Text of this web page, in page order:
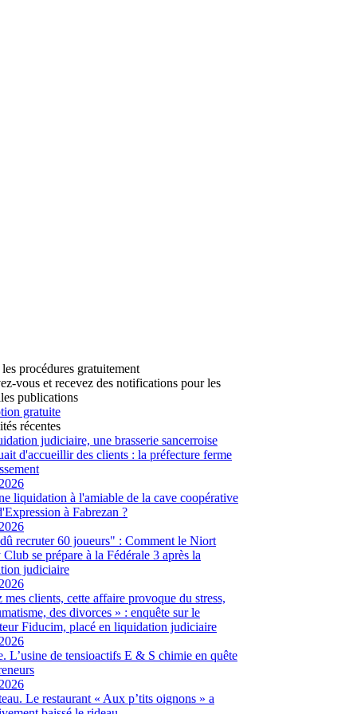
procédures gratuitement
vous et recevez des notifications pour les
publications
gratuite
récentes
judiciaire, une brasserie sancerroise
d'accueillir des clients : la préfecture ferme
liquidation à l'amiable de la cave coopérative
à Fabrezan ?
recruter 60 joueurs" : Comment le Niort
se prépare à la Fédérale 3 après la
judiciaire
mes clients, cette affaire provoque du stress,
des divorces » : enquête sur le
Fiducim, placé en liquidation judiciaire
L’usine de tensioactifs E & S chimie en quête
Le restaurant « Aux p’tits oignons » a